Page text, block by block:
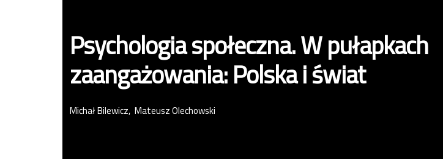
Psychologia społeczna. W pułapkach
zaangażowania: Polska i świat
Michał Bilewicz Mateusz Olechowski